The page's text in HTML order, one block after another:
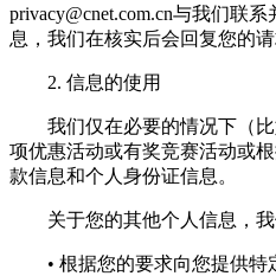
privacy@cnet.com.cn与我们联系
息，我们在核实后会回复您的请
2. 信息的使用
我们仅在必要的情况下（比
项优惠活动或有奖竞赛活动或
款信息和个人身份证信息。
关于您的其他个人信息，我
• 根据您的要求向您提供特